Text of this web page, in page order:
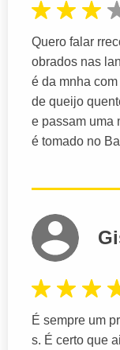
Quero falar
obrados nas
é da mnha
de queijo
e passam uma
é tomado no
É sempre um
s. É certo que